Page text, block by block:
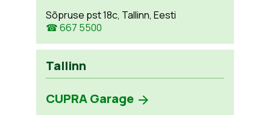
Sõpruse pst 18c, Tallinn, Eesti
☎ 667 5500
Tallinn
CUPRA Garage